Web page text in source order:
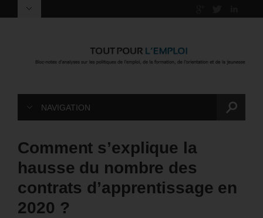
NAVIGATION
Comment s’explique la
hausse du nombre des
contrats d’apprentissage en
2020 ?